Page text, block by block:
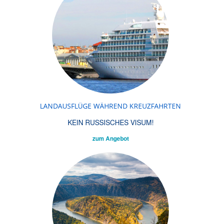
LANDAUSFLÜGE WÄHREND KREUZFAHRTEN
KEIN RUSSISCHES VISUM!
zum Angebot